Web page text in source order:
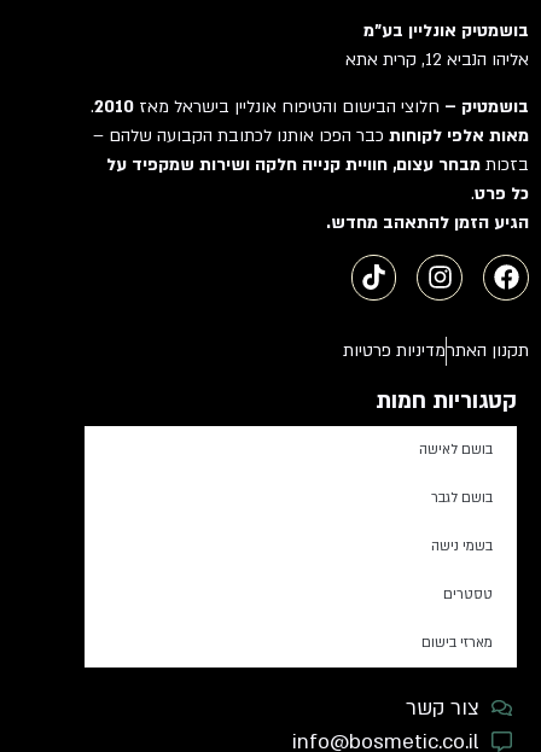
בושמטיק אונליין בע"מ
אליהו הנביא 12, קרית אתא
בושמטיק –חלוצי הבישום והטיפוח אונליין בישראל מאז2010
.
מאות אלפי לקוחותכבר הפכו אותנו לכתובת הקבועה שלהם –
בזכותמבחר עצום, חוויית קנייה חלקה ושירות שמקפיד על
כל פרט.
הגיע הזמן להתאהב מחדש.
תקנון האתרמדיניות פרטיות
קטגוריות חמות
בושם לאישה
בושם לגבר
בשמי נישה
טסטרים
מארזי בישום
צור קשר
info@bosmetic.co.il